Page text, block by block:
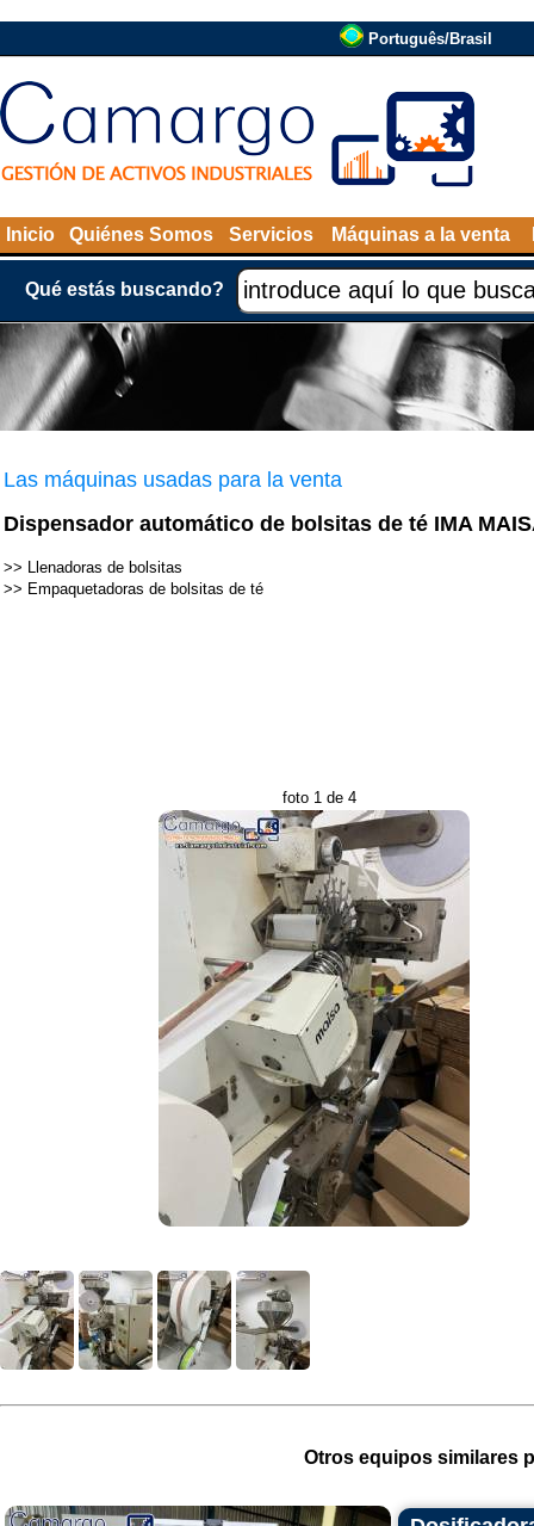
Português/Brasil
Inicio Quiénes Somos Servicios Máquinas a la venta
Qué estás buscando?
Las máquinas usadas para la venta
Dispensador automático de bolsitas de té IMA
>> Llenadoras de bolsitas
>> Empaquetadoras de bolsitas de té
foto 1 de 4
Otros equipos similares